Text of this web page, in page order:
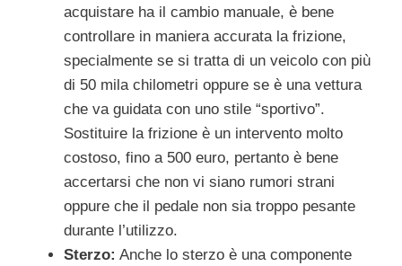
acquistare ha il cambio manuale, è bene
controllare in maniera accurata la frizione,
specialmente se si tratta di un veicolo con più
di 50 mila chilometri oppure se è una vettura
che va guidata con uno stile “sportivo”.
Sostituire la frizione è un intervento molto
costoso, fino a 500 euro, pertanto è bene
accertarsi che non vi siano rumori strani
oppure che il pedale non sia troppo pesante
durante l’utilizzo.
Sterzo: Anche lo sterzo è una componente